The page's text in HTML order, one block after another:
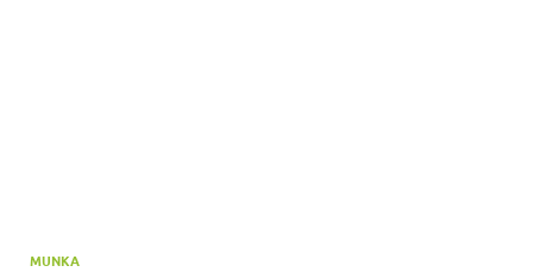
MUNKA